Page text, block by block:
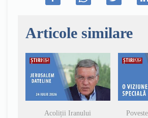
Articole similare
Acoliții Iranului